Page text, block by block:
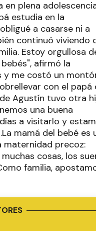
plena
estudia en la
a casarse ni a
continuó viviendo
Estoy orgullosa
afirmó la
y me costó un
con el papá
Agustín tuvo otra
una buena
a visitarlo y
mamá del bebé es
maternidad precoz:
cosas, los
familia,